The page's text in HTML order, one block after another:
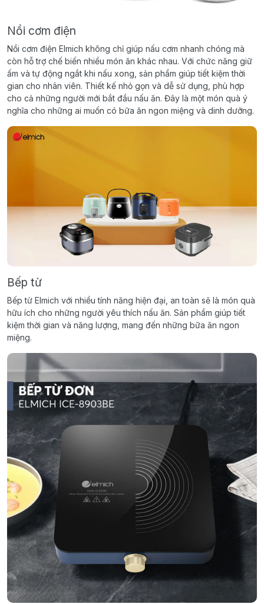
Nồi cơm điện
Nồi cơm điện Elmich không chỉ giúp nấu cơm nhanh chóng mà
còn hỗ trợ chế biến nhiều món ăn khác nhau. Với chức năng giữ
ấm và tự động ngắt khi nấu xong, sản phẩm giúp tiết kiệm thời
gian cho nhân viên. Thiết kế nhỏ gọn và dễ sử dụng, phù hợp
cho cả những người mới bắt đầu nấu ăn. Đây là một món quà ý
nghĩa cho những ai muốn có bữa ăn ngon miệng và dinh dưỡng.
Bếp từ
Bếp từ Elmich với nhiều tính năng hiện đại, an toàn sẽ là món quà
hữu ích cho những người yêu thích nấu ăn. Sản phẩm giúp tiết
kiệm thời gian và năng lượng, mang đến những bữa ăn ngon
miệng.